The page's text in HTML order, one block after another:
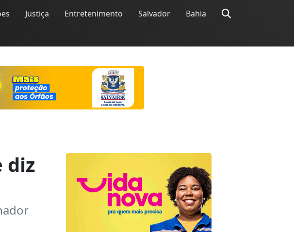
Justiça Entretenimento Salvador Bahia
diz